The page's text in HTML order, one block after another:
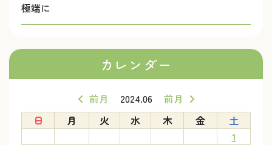
極端に
カレンダー
前月 2024.06
前月
日
月 火 水 木 金
土
1